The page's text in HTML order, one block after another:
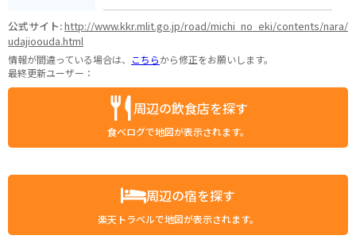
公式サイト:http://www.kkr.mlit.go.jp/road/michi_no_eki/contents/nara/
udajioouda.html
情報が間違っている場合は、 こちらから修正をお願いします。
最終更新ユーザー：
周辺の飲食店を探す
食べログで地図が表示されます。
周辺の宿を探す
楽天トラベルで地図が表示されます。